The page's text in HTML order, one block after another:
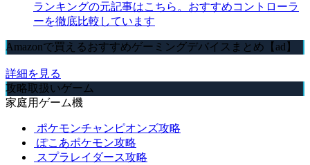
ランキングの元記事はこちら。おすすめコントローラ
ーを徹底比較しています
Amazonで買えるおすすめゲーミングデバイスまとめ【ad】
詳細を見る
攻略取扱いゲーム
家庭用ゲーム機
ポケモンチャンピオンズ攻略
ぽこあポケモン攻略
スプラレイダース攻略